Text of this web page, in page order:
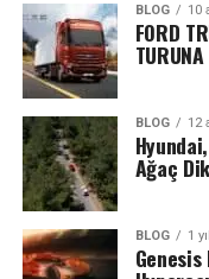
BLOG 10
FORD
BLOG 12
Ağaç
BLOG 1